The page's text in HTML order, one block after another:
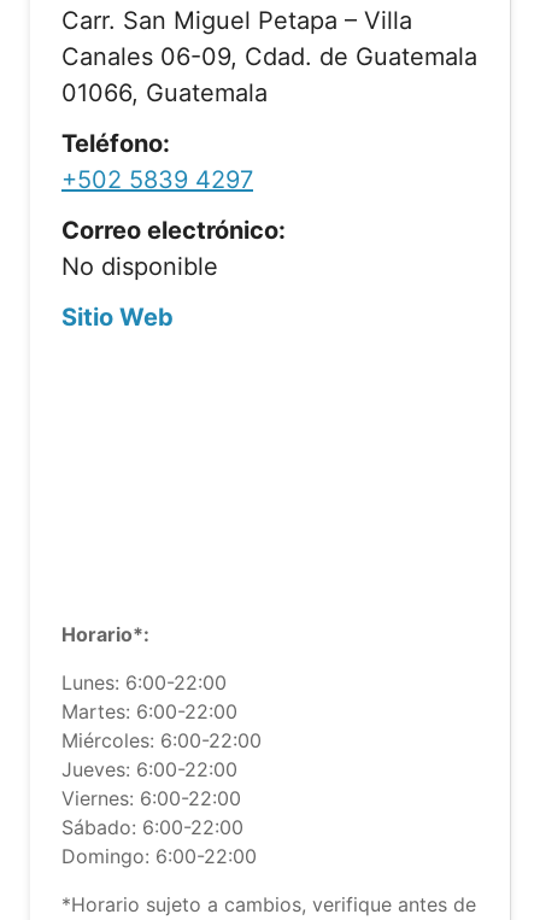
Carr. San Miguel Petapa – Villa
Canales 06-09, Cdad. de Guatemala
01066, Guatemala
Teléfono:
+502 5839 4297
Correo electrónico:
No disponible
Sitio Web
Horario*:
Lunes: 6:00-22:00
Martes: 6:00-22:00
Miércoles: 6:00-22:00
Jueves: 6:00-22:00
Viernes: 6:00-22:00
Sábado: 6:00-22:00
Domingo: 6:00-22:00
*Horario sujeto a cambios, verifique antes de